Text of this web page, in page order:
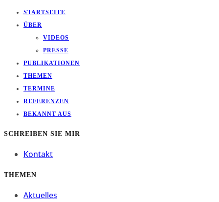
STARTSEITE
ÜBER
VIDEOS
PRESSE
PUBLIKATIONEN
THEMEN
TERMINE
REFERENZEN
BEKANNT AUS
SCHREIBEN SIE MIR
Kontakt
THEMEN
Aktuelles